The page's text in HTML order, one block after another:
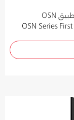
الحلقات الجديدة تعرض كل يوم جمعة على تطبيق OSN